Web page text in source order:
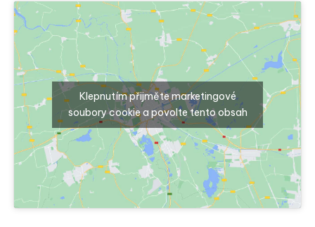
Klepnutím přijměte marketingové
soubory cookie a povolte tento obsah